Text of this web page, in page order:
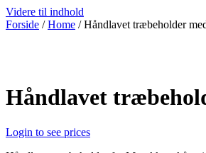
Videre til indhold
Forside /Home / Håndlavet træbeholder
Håndlavet
Login to see prices